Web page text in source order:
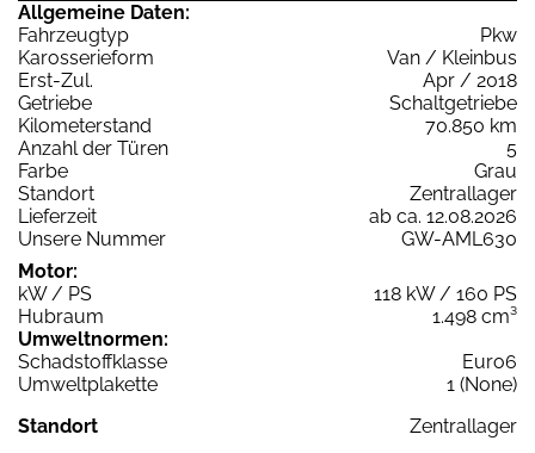
Allgemeine Daten:
Fahrzeugtyp
Pkw
Karosserieform
Van / Kleinbus
Erst-Zul.
Apr / 2018
Getriebe
Schaltgetriebe
Kilometerstand
70.850 km
Anzahl der Türen
5
Farbe
Grau
Standort
Zentrallager
Lieferzeit
ab ca. 12.08.2026
Unsere Nummer
GW-AML630
Motor:
kW / PS
118 kW / 160 PS
Hubraum
1.498 cm³
Umweltnormen:
Schadstoffklasse
Euro6
Umweltplakette
1 (None)
Standort
Zentrallager